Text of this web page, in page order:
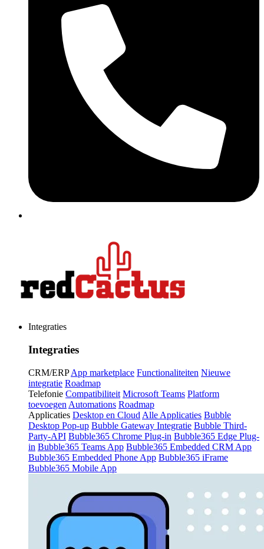
Integraties
Integraties
CRM/ERP App marketplace Functionaliteiten Nieuwe
integratie Roadmap
Telefonie Compatibiliteit Microsoft Teams Platform
toevoegen Automations Roadmap
Applicaties Desktop en Cloud Alle Applicaties Bubble
Desktop Pop-up Bubble Gateway Integratie Bubble Third-
Party-API Bubble365 Chrome Plug-in Bubble365 Edge Plug-
in Bubble365 Teams App Bubble365 Embedded CRM App
Bubble365 Embedded Phone App Bubble365 iFrame
Bubble365 Mobile App